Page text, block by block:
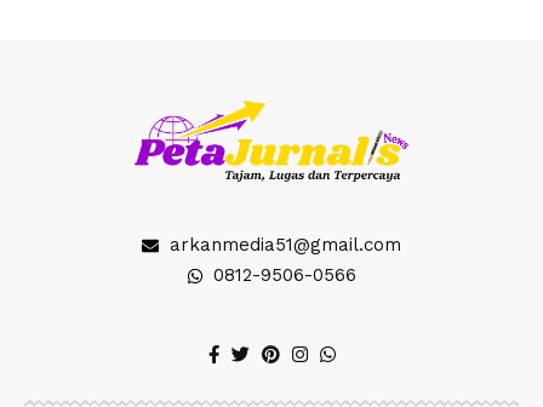
arkanmedia51@gmail.com
0812-9506-0566